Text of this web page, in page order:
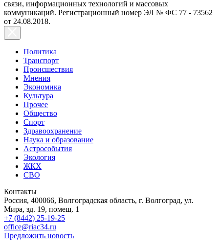
связи, информационных технологий и массовых
коммуникаций. Регистрационный номер ЭЛ № ФС 77 - 73562
от 24.08.2018.
Политика
Транспорт
Происшествия
Мнения
Экономика
Культура
Прочее
Общество
Спорт
Здравоохранение
Наука и образование
Астрособытия
Экология
ЖКХ
СВО
Контакты
Россия, 400066, Волгоградская область, г. Волгоград, ул.
Мира, зд. 19, помещ. 1
+7 (8442) 25-19-25
office@riac34.ru
Предложить новость